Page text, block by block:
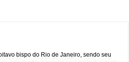
bispo do Rio de Janeiro, sendo seu